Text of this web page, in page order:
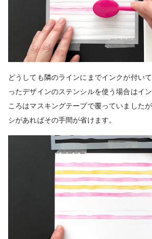
どうしても隣のラインにまでインクが付い
ったデザインのステンシルを使う場合はイ
ころはマスキングテープで覆っていました
シがあればその手間が省けます。